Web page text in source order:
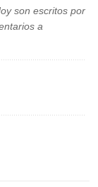
son escritos por
a